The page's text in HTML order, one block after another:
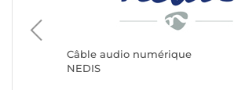
Câble audio numérique
NEDIS